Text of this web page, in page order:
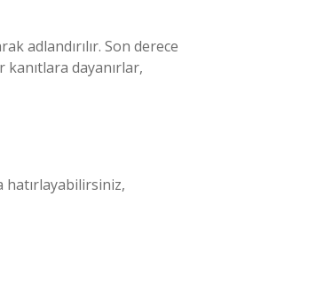
adlandırılır. Son derece
dayanırlar,